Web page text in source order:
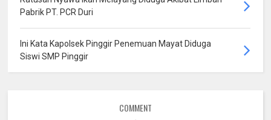
Pabrik PT. PCR Duri
Ini Kata Kapolsek Pinggir Penemuan Mayat Diduga
Siswi SMP Pinggir
COMMENT